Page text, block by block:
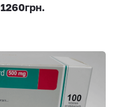
1260грн.